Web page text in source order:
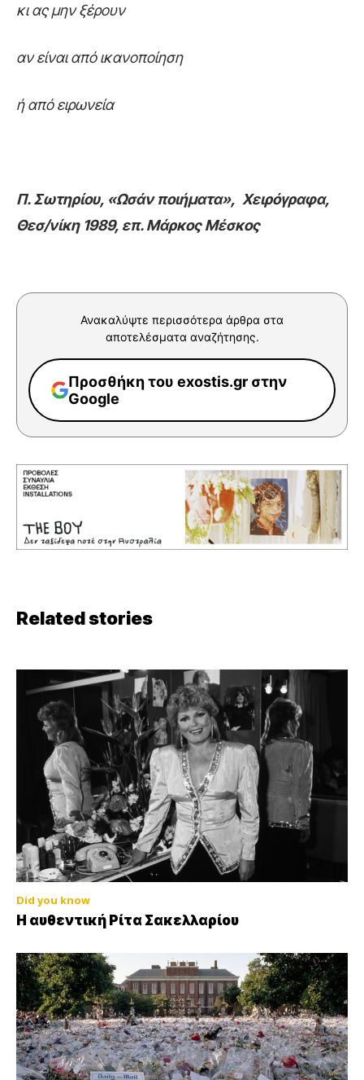
κι ας μην ξέρουν
αν είναι από ικανοποίηση
ή από ειρωνεία
Π. Σωτηρίου, «Ωσάν ποιήματα», Χειρόγραφα,
Θεσ/νίκη 1989, επ. Μάρκος Μέσκος
Ανακαλύψτε περισσότερα άρθρα στα
αποτελέσματα αναζήτησης.
Προσθήκη του exostis.gr στην
Google
Related stories
Did you know
Η αυθεντική Ρίτα Σακελλαρίου